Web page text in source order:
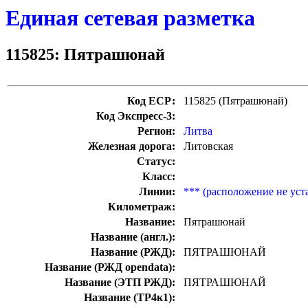
Единая сетевая разметка
115825: Пятрашюнай
Код ЕСР:
115825 (Пятрашюнай)
Код Экспресс-3:
Регион:
Литва
Железная дорога:
Литовская
Статус:
Класс:
Линии:
*** (расположение не
Километраж:
Название:
Пятрашюнай
Название (англ.):
Название (РЖД):
ПЯТРАШЮНАЙ
Название (РЖД opendata):
Название (ЭТП РЖД):
ПЯТРАШЮНАЙ
Название (ТР4к1):